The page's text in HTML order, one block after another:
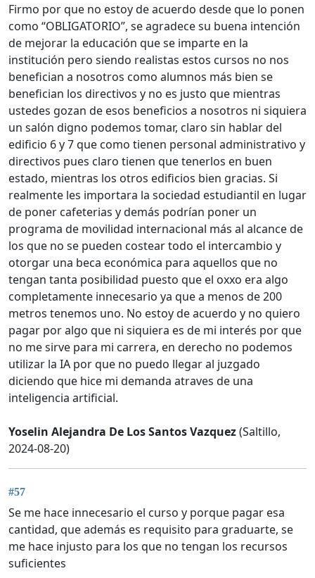
Firmo por que no estoy de acuerdo desde que lo ponen
como “OBLIGATORIO”, se agradece su buena intención
de mejorar la educación que se imparte en la
institución pero siendo realistas estos cursos no nos
benefician a nosotros como alumnos más bien se
benefician los directivos y no es justo que mientras
ustedes gozan de esos beneficios a nosotros ni siquiera
un salón digno podemos tomar, claro sin hablar del
edificio 6 y 7 que como tienen personal administrativo y
directivos pues claro tienen que tenerlos en buen
estado, mientras los otros edificios bien gracias. Si
realmente les importara la sociedad estudiantil en lugar
de poner cafeterias y demás podrían poner un
programa de movilidad internacional más al alcance de
los que no se pueden costear todo el intercambio y
otorgar una beca económica para aquellos que no
tengan tanta posibilidad puesto que el oxxo era algo
completamente innecesario ya que a menos de 200
metros tenemos uno. No estoy de acuerdo y no quiero
pagar por algo que ni siquiera es de mi interés por que
no me sirve para mi carrera, en derecho no podemos
utilizar la IA por que no puedo llegar al juzgado
diciendo que hice mi demanda atraves de una
inteligencia artificial.
Yoselin Alejandra De Los Santos Vazquez(Saltillo,
2024-08-20)
#57
Se me hace innecesario el curso y porque pagar esa
cantidad, que además es requisito para graduarte, se
me hace injusto para los que no tengan los recursos
suficientes